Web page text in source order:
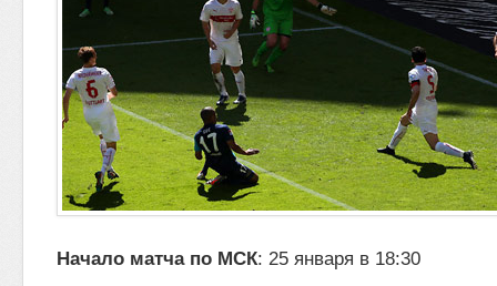
Начало матча по МСК: 25 января в 18:30